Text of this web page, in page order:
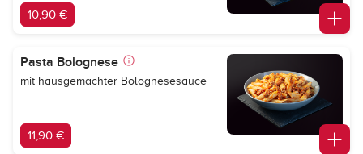
10,90 €
Pasta Bolognese
mit hausgemachter Bolognesesauce
11,90 €